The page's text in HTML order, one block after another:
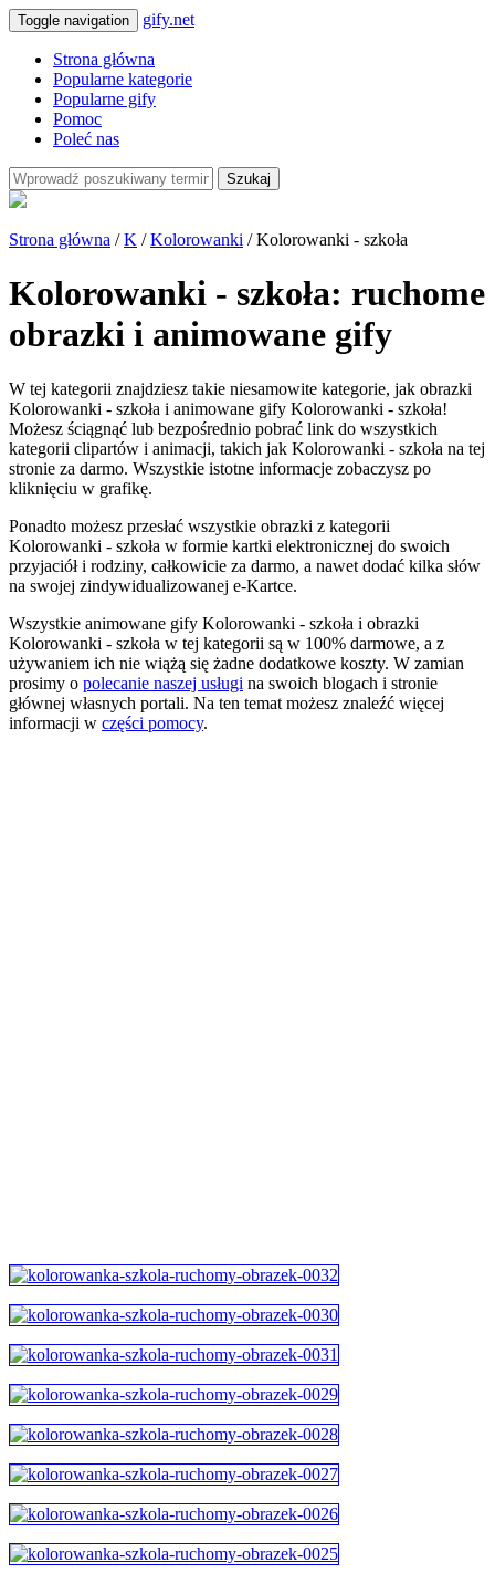
Toggle navigation gify.net
Strona główna
Popularne kategorie
Popularne gify
Pomoc
Poleć nas
Szukaj
Strona główna /K /Kolorowanki / Kolorowanki - szkoła
Kolorowanki - szkoła: ruchome
obrazki i animowane gify
W tej kategorii znajdziesz takie niesamowite kategorie, jak obrazki
Kolorowanki - szkoła i animowane gify Kolorowanki - szkoła!
Możesz ściągnąć lub bezpośrednio pobrać link do wszystkich
kategorii clipartów i animacji, takich jak Kolorowanki - szkoła na tej
stronie za darmo. Wszystkie istotne informacje zobaczysz po
kliknięciu w grafikę.
Ponadto możesz przesłać wszystkie obrazki z kategorii
Kolorowanki - szkoła w formie kartki elektronicznej do swoich
przyjaciół i rodziny, całkowicie za darmo, a nawet dodać kilka słów
na swojej zindywidualizowanej e-Kartce.
Wszystkie animowane gify Kolorowanki - szkoła i obrazki
Kolorowanki - szkoła w tej kategorii są w 100% darmowe, a z
używaniem ich nie wiążą się żadne dodatkowe koszty. W zamian
prosimy o polecanie naszej usługi na swoich blogach i stronie
głównej własnych portali. Na ten temat możesz znaleźć więcej
informacji w części pomocy.